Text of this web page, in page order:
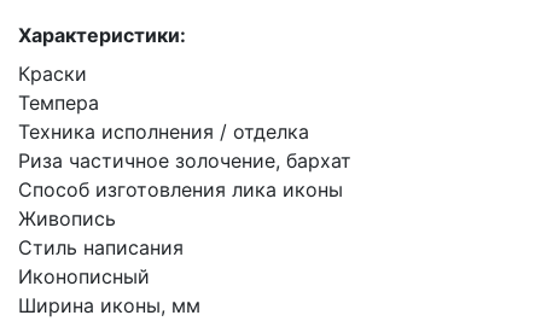
Характеристики:
Краски
Темпера
Техника исполнения / отделка
Риза частичное золочение, бархат
Способ изготовления лика иконы
Живопись
Стиль написания
Иконописный
Ширина иконы, мм